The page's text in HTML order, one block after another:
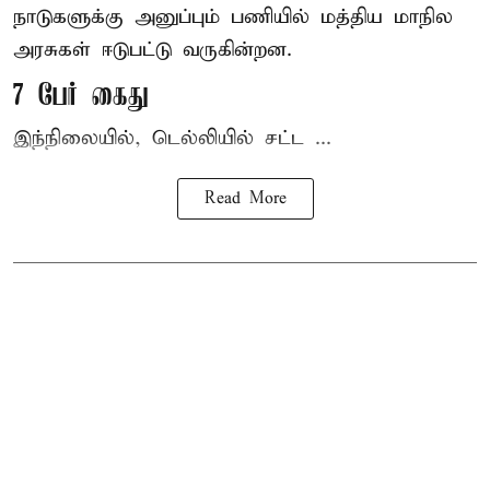
நாடுகளுக்கு அனுப்பும் பணியில் மத்திய மாநில
அரசுகள் ஈடுபட்டு வருகின்றன.
7 பேர் கைது
இந்நிலையில், டெல்லியில் சட்ட ...
Read More